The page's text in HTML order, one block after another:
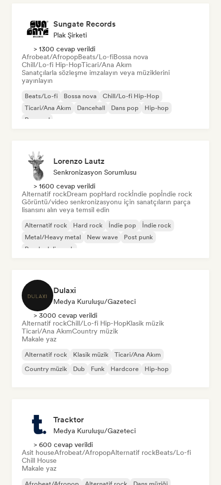
Sungate Records
Plak Şirketi
> 1300 cevap verildi
Afrobeat/AfropopBeats/Lo-fiBossa nova
Chill/Lo-fi Hip-HopTicari/Ana Akım
Sanatçılarla sözleşme imzalayın veya müziklerini
yayınlayın
Beats/Lo-fi Bossa nova
Chill/Lo-fi Hip-Hop
Ticari/Ana Akım
Dancehall Dans pop
Hip-hop
Pop soul
Lorenzo Lautz
Senkronizasyon Sorumlusu
> 1600 cevap verildi
Alternatif rockDream popHard rockİndie popİndie rock
Görüntü/video senkronizasyonu için sanatçıların parça
lisansını alın veya temsil edin
Alternatif rock Hard rock İndie pop
İndie rock
Metal/Heavy metal
New wave
Post punk
Psychedelic rock
Dulaxi
Medya Kuruluşu/Gazeteci
> 3000 cevap verildi
Alternatif rockChill/Lo-fi Hip-HopKlasik müzik
Ticari/Ana AkımCountry müzik
Makale yaz
Alternatif rock Klasik müzik
Ticari/Ana Akım
Country müzik
Dub Funk Hardcore Hip-hop
Tracktor
Medya Kuruluşu/Gazeteci
> 600 cevap verildi
Asit houseAfrobeat/AfropopAlternatif rockBeats/Lo-fi
Chill House
Makale yaz